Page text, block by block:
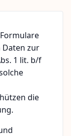
zur
1 lit. b/f
die